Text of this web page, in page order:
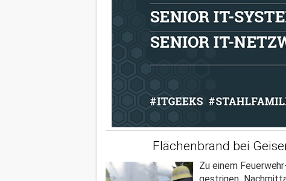
Flächenbrand bei
Zu einem